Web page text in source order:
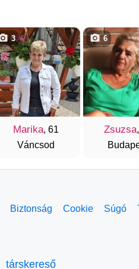
Marika, 61
Váncsod
3
Zsuzsa
6
Biztonság Cookie Súgó
társkereső